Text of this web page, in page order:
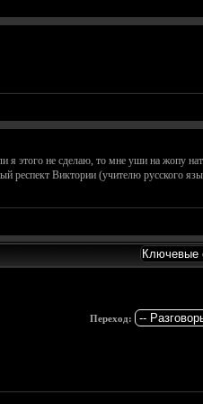
этого не сделаю, то мне уши на жопу
респект Виктории (учителю русского
Переход: